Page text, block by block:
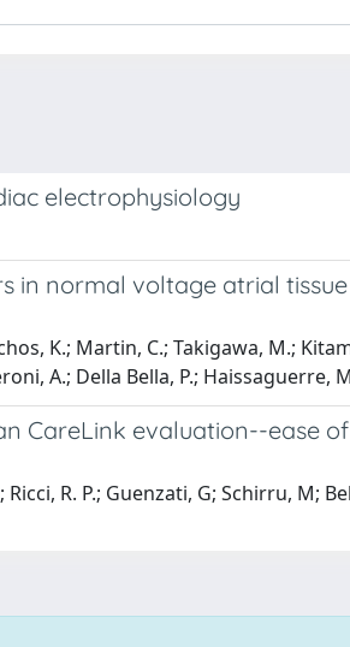
electrophysiology
in normal voltage atrial
K.; Martin, C.; Takigawa, M.;
A.; Della Bella, P.; Haissaguerre,
CareLink evaluation--ease
R. P.; Guenzati, G; Schirru, M;